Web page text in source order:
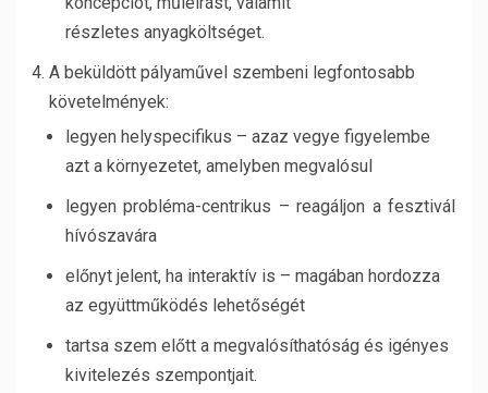
részletes anyagköltséget.
A beküldött pályaművel szembeni legfontosabb
követelmények:
legyen helyspecifikus – azaz vegye figyelembe
azt a környezetet, amelyben megvalósul
legyen probléma-centrikus – reagáljon a fesztivál
hívószavára
előnyt jelent, ha interaktív is – magában hordozza
az együttműködés lehetőségét
tartsa szem előtt a megvalósíthatóság és igényes
kivitelezés szempontjait.